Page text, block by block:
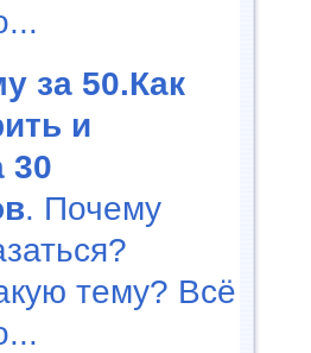
за 50.Как
и
30
. Почему
тему? Всё